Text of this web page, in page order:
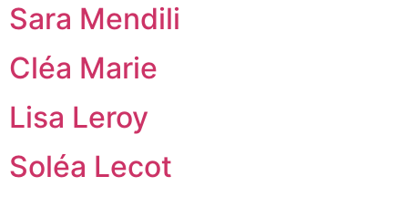
Sara Mendili
Cléa Marie
Lisa Leroy
Soléa Lecot